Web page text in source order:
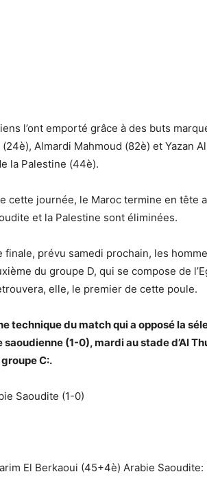
l’ont emporté grâce à des buts
Almardi Mahmoud (82è) et Yazan
la Palestine (44è).
cette journée, le Maroc termine en tête
et la Palestine sont éliminées.
finale, prévu samedi prochain, les
du groupe D, qui se compose de
elle, le premier de cette poule.
technique du match qui a opposé la
saoudienne (1-0), mardi au stade d’Al
C:.
Saoudite (1-0)
El Berkaoui (45+4è) Arabie Saoudite: